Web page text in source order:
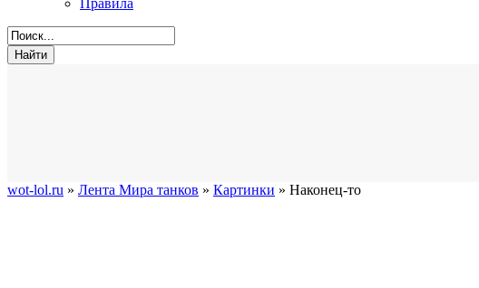
Правила
wot-lol.ru » Лента Мира танков » Картинки » Наконец-то